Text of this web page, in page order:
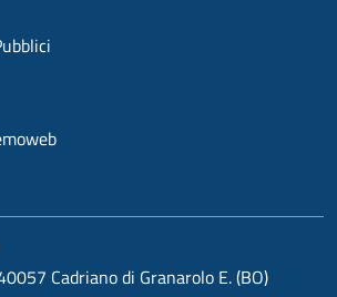
Cadriano di Granarolo E. (BO)